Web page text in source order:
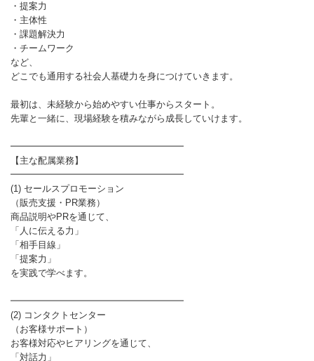
・提案力
・主体性
・課題解決力
・チームワーク
など、
どこでも通用する社会人基礎力を身につけていきます。
最初は、未経験から始めやすい仕事からスタート。
先輩と一緒に、現場経験を積みながら成長していけます。
━━━━━━━━━━━━━━━━━━━
【主な配属業務】
━━━━━━━━━━━━━━━━━━━
(1) セールスプロモーション
（販売支援・PR業務）
商品説明やPRを通じて、
「人に伝える力」
「相手目線」
「提案力」
を実践で学べます。
━━━━━━━━━━━━━━━━━━━
(2) コンタクトセンター
（お客様サポート）
お客様対応やヒアリングを通じて、
「対話力」